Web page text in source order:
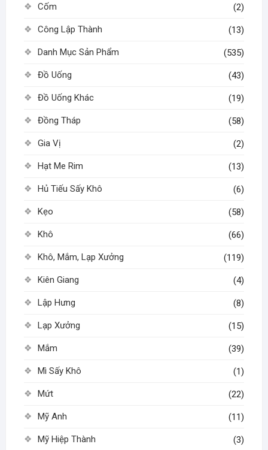
Cốm (2)
Công Lập Thành (13)
Danh Mục Sản Phẩm (535)
Đồ Uống (43)
Đồ Uống Khác (19)
Đồng Tháp (58)
Gia Vị (2)
Hạt Me Rim (13)
Hủ Tiếu Sấy Khô (6)
Kẹo (58)
Khô (66)
Khô, Mắm, Lạp Xưởng (119)
Kiên Giang (4)
Lập Hưng (8)
Lạp Xưởng (15)
Mắm (39)
Mì Sấy Khô (1)
Mứt (22)
Mỹ Anh (11)
Mỹ Hiệp Thành (3)